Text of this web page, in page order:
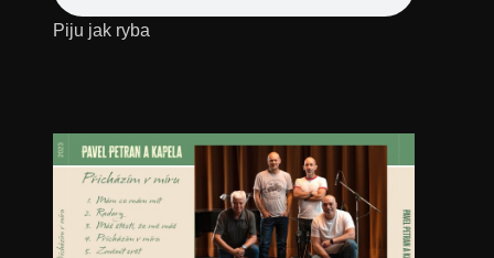
Piju jak ryba